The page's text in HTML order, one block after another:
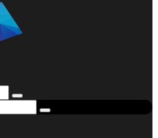
Rechercher
Rechercher